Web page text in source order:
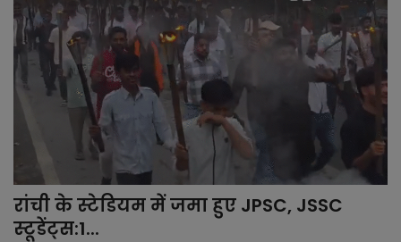
रांची के स्‍टेडियम में जमा हुए JPSC, JSSC
स्‍टूडेंट्स:1...